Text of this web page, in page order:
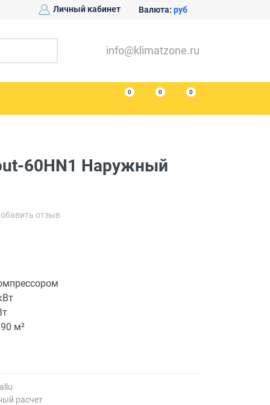
Личный кабинет Валюта: руб
info@klimatzone.ru
0 0 0
60HN1 Наружный
отзыв
м²
расчет